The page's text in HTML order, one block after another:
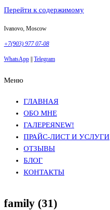
Перейти к содержимому
Ivanovo, Moscow
+7(903) 977 07-08
WhatsApp Telegram
Меню
ГЛАВНАЯ
ОБО МНЕ
ГАЛЕРЕЯNEW!
ПРАЙС-ЛИСТ И УСЛУГИ
ОТЗЫВЫ
БЛОГ
КОНТАКТЫ
family (31)